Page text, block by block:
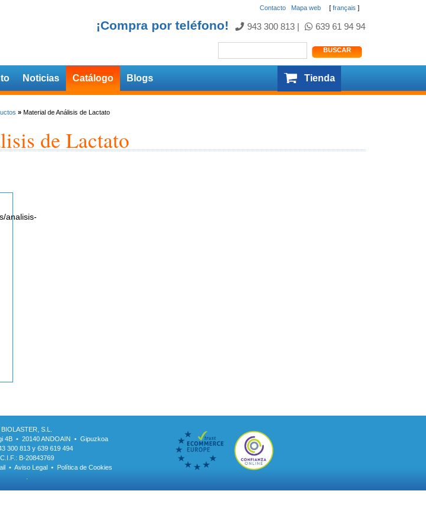
[ français ]
Contacto Mapa web
¡Compra por teléfono! 943 300 813 639 61 94 94
Noticias Catálogo Blogs Tienda
»Material de Análisis de Lactato
de Lactato
analisis-
BIOLASTER, S.L.
4B • 20140 ANDOAIN • Gipuzkoa
300 813 y 639 619 494
C.I.F.: B-20843769
• Aviso Legal • Política de Cookies